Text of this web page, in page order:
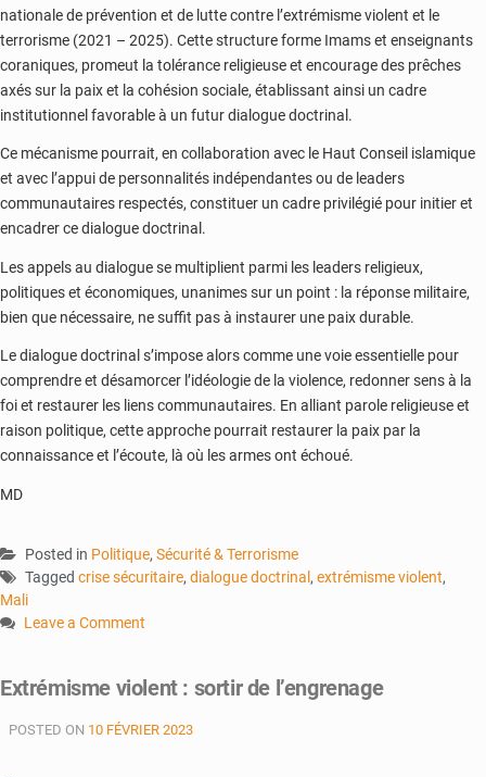
nationale de prévention et de lutte contre l’extrémisme violent et le
terrorisme (2021 – 2025). Cette structure forme Imams et enseignants
coraniques, promeut la tolérance religieuse et encourage des prêches
axés sur la paix et la cohésion sociale, établissant ainsi un cadre
institutionnel favorable à un futur dialogue doctrinal.
Ce mécanisme pourrait, en collaboration avec le Haut Conseil islamique
et avec l’appui de personnalités indépendantes ou de leaders
communautaires respectés, constituer un cadre privilégié pour initier et
encadrer ce dialogue doctrinal.
Les appels au dialogue se multiplient parmi les leaders religieux,
politiques et économiques, unanimes sur un point : la réponse militaire,
bien que nécessaire, ne suffit pas à instaurer une paix durable.
Le dialogue doctrinal s’impose alors comme une voie essentielle pour
comprendre et désamorcer l’idéologie de la violence, redonner sens à la
foi et restaurer les liens communautaires. En alliant parole religieuse et
raison politique, cette approche pourrait restaurer la paix par la
connaissance et l’écoute, là où les armes ont échoué.
MD
Posted in Politique, Sécurité & Terrorisme
Tagged crise sécuritaire, dialogue doctrinal , extrémisme violent,
Mali
Leave a Comment
doctrinal
Une
Extrémisme violent : sortir de l’engrenage
POSTED ON 10 FÉVRIER 2023